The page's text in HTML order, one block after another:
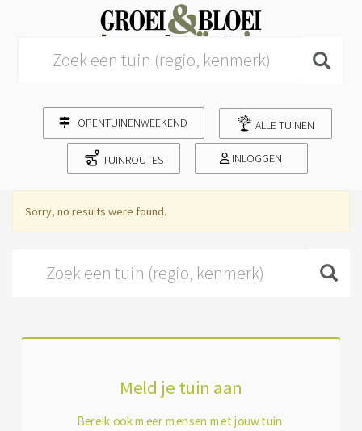
OPENTUINENWEEKEND ALLE TUINEN
TUINROUTES INLOGGEN
Sorry, no results were found.
Meld je tuin aan
Bereik ook meer mensen met jouw tuin.